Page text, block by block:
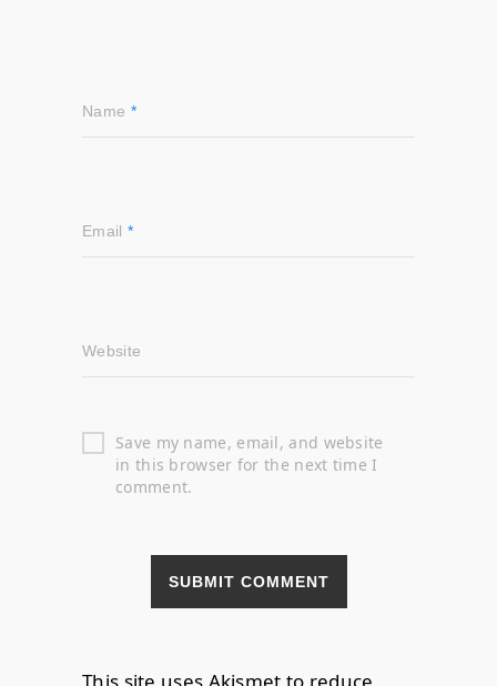
Name *
Email *
Website
Save my name, email, and website
in this browser for the next time I
comment.